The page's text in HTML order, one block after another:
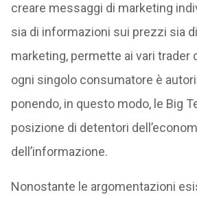
creare messaggi di marketing
sia di informazioni sui prezzi sia
marketing, permette ai vari trader
ogni singolo consumatore è
ponendo, in questo modo, le Big
posizione di detentori
dell’informazione.
Nonostante le argomentazioni